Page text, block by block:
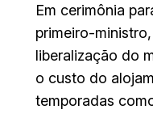
Em cerimônia
primeiro-
liberalização do
o custo do
temporadas